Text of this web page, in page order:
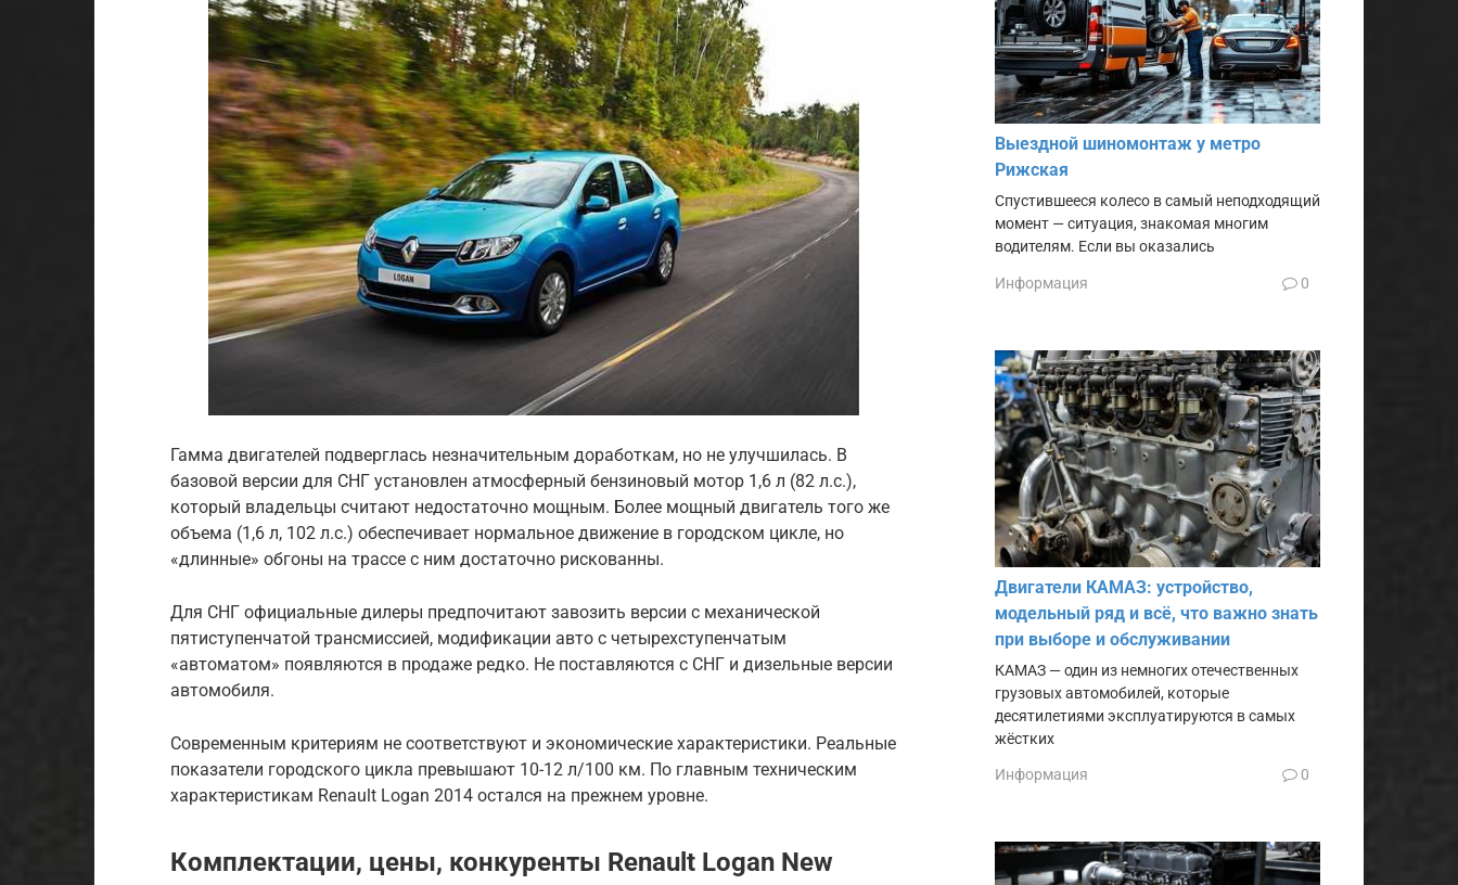
Гамма двигателей подверглась незначительным доработкам, но не улучшилась. В
базовой версии для СНГ установлен атмосферный бензиновый мотор 1,6 л (82 л.с.),
который владельцы считают недостаточно мощным. Более мощный двигатель того же
объема (1,6 л, 102 л.с.) обеспечивает нормальное движение в городском цикле, но
«длинные» обгоны на трассе с ним достаточно рискованны.
Для СНГ официальные дилеры предпочитают завозить версии с механической
пятиступенчатой трансмиссией, модификации авто с четырехступенчатым
«автоматом» появляются в продаже редко. Не поставляются с СНГ и дизельные версии
автомобиля.
Современным критериям не соответствуют и экономические характеристики. Реальные
показатели городского цикла превышают 10-12 л/100 км. По главным техническим
характеристикам Renault Logan 2014 остался на прежнем уровне.
Комплектации, цены, конкуренты Renault Logan New
Выездной шиномонтаж у метро
Рижская
Спустившееся колесо в самый неподходящий
момент — ситуация, знакомая многим
водителям. Если вы оказались
Информация 0
Двигатели КАМАЗ: устройство,
модельный ряд и всё, что важно знать
при выборе и обслуживании
КАМАЗ — один из немногих отечественных
грузовых автомобилей, которые
десятилетиями эксплуатируются в самых
жёстких
Информация 0